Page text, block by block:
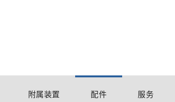
附属装置 配件 服务